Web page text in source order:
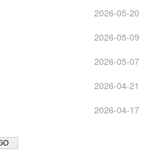
2026-05-20
2026-05-09
2026-05-07
2026-04-21
2026-04-17